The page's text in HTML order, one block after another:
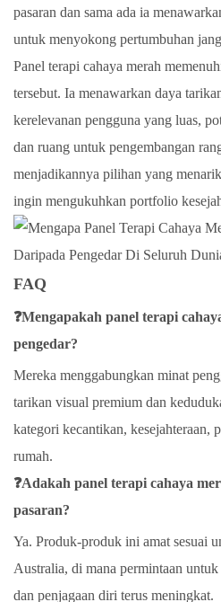
pasaran dan sama ada ia
untuk menyokong pertumbuhan
Panel terapi cahaya merah
tersebut. Ia menawarkan daya
kerelevanan pengguna yang luas,
dan ruang untuk pengembangan
menjadikannya pilihan yang
ingin mengukuhkan portfolio
FAQ
❓Mengapakah panel terapi
pengedar?
Mereka menggabungkan minat
tarikan visual premium dan
kategori kecantikan, kesejahteraan,
rumah.
❓Adakah panel terapi cahaya
pasaran?
Ya. Produk-produk ini amat sesuai
Australia, di mana permintaan
dan penjagaan diri terus meningkat.